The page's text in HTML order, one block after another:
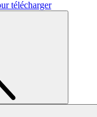
télécharger